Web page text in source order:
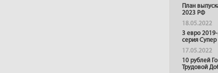
План
2023 РФ
18.05.2022
3 евро
серия
17.05.2022
10 рублей
Трудовой